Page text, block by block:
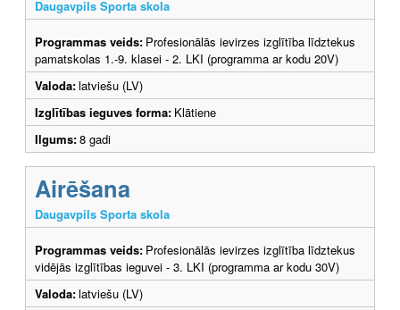
Daugavpils Sporta skola
Programmas veids: Profesionālās ievirzes izglītība līdztekus
pamatskolas 1.-9. klasei - 2. LKI (programma ar kodu 20V)
Valoda:latviešu (LV)
Izglītības ieguves forma: Klātiene
Ilgums:8 gadi
Airēšana
Daugavpils Sporta skola
Programmas veids: Profesionālās ievirzes izglītība līdztekus
vidējās izglītības ieguvei - 3. LKI (programma ar kodu 30V)
Valoda:latviešu (LV)